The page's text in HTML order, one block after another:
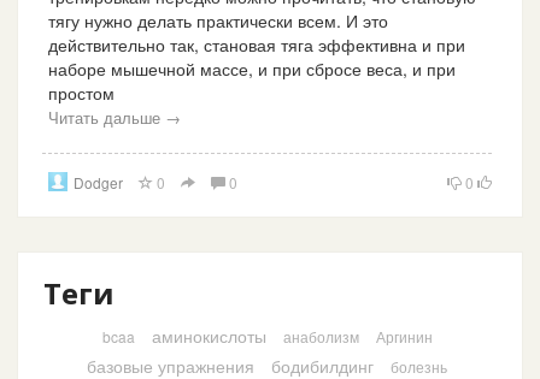
тягу нужно делать практически всем. И это
действительно так, становая тяга эффективна и при
наборе мышечной массе, и при сбросе веса, и при
простом
Читать дальше →
Dodger 0 0 0
Теги
bcaa аминокислоты анаболизм Аргинин
базовые упражнения бодибилдинг
болезнь